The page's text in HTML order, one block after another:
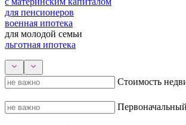
для пенсионеров
военная ипотека
для молодой семьи
льготная ипотека
Стоимость